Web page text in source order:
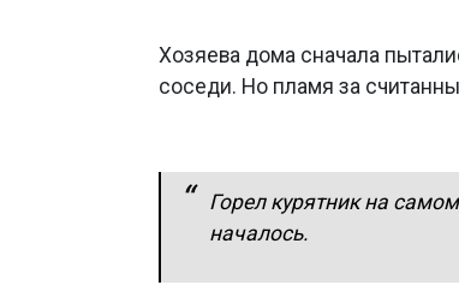
Хозяева дома сначала
соседи. Но пламя за
Горел курятник на
началось.